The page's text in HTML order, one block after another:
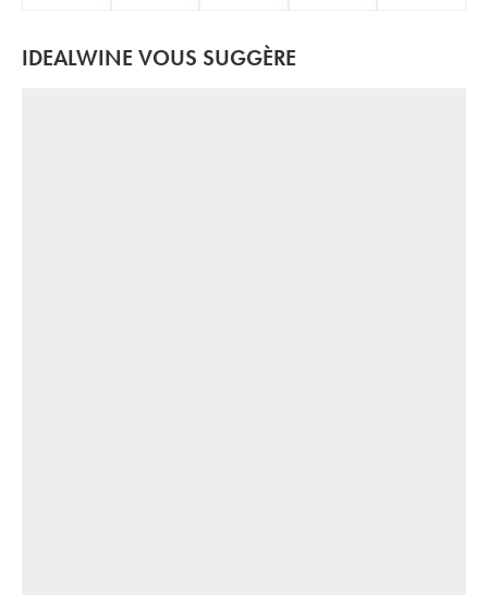
IDEALWINE VOUS SUGGÈRE